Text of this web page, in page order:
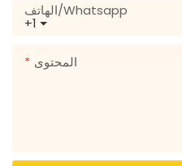
+1
الهاتف/whatsapp
المحتوى